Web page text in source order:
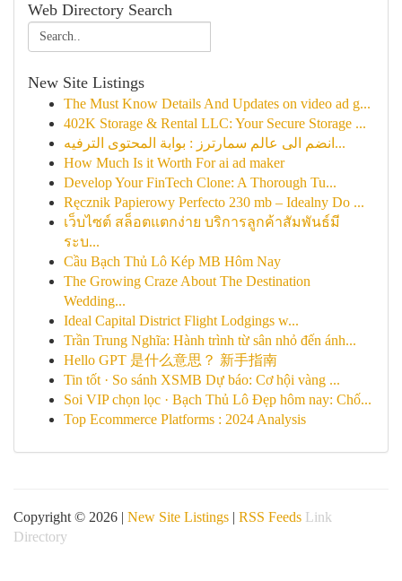
Web Directory Search
New Site Listings
The Must Know Details And Updates on video ad g...
402K Storage & Rental LLC: Your Secure Storage ...
انضم الى عالم سمارترز : بوابة المحتوى الترفيه...
How Much Is it Worth For ai ad maker
Develop Your FinTech Clone: A Thorough Tu...
Ręcznik Papierowy Perfecto 230 mb – Idealny Do ...
เว็บไซต์ สล็อตแตกง่าย บริการลูกค้าสัมพันธ์มี
ระบ...
Cầu Bạch Thủ Lô Kép MB Hôm Nay
The Growing Craze About The Destination
Wedding...
Ideal Capital District Flight Lodgings w...
Trần Trung Nghĩa: Hành trình từ sân nhỏ đến ánh...
Hello GPT 是什么意思？ 新手指南
Tin tốt · So sánh XSMB Dự báo: Cơ hội vàng ...
Soi VIP chọn lọc · Bạch Thủ Lô Đẹp hôm nay: Chố...
Top Ecommerce Platforms : 2024 Analysis
Copyright © 2026 | New Site Listings | RSS Feeds Link
Directory